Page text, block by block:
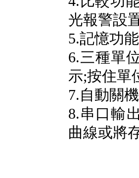
光報警設
5.記憶功
6.三種單
示;按住單
7.自動關
8.串口輸
曲線或將